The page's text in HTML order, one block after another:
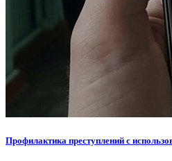
Профилактика преступлений с